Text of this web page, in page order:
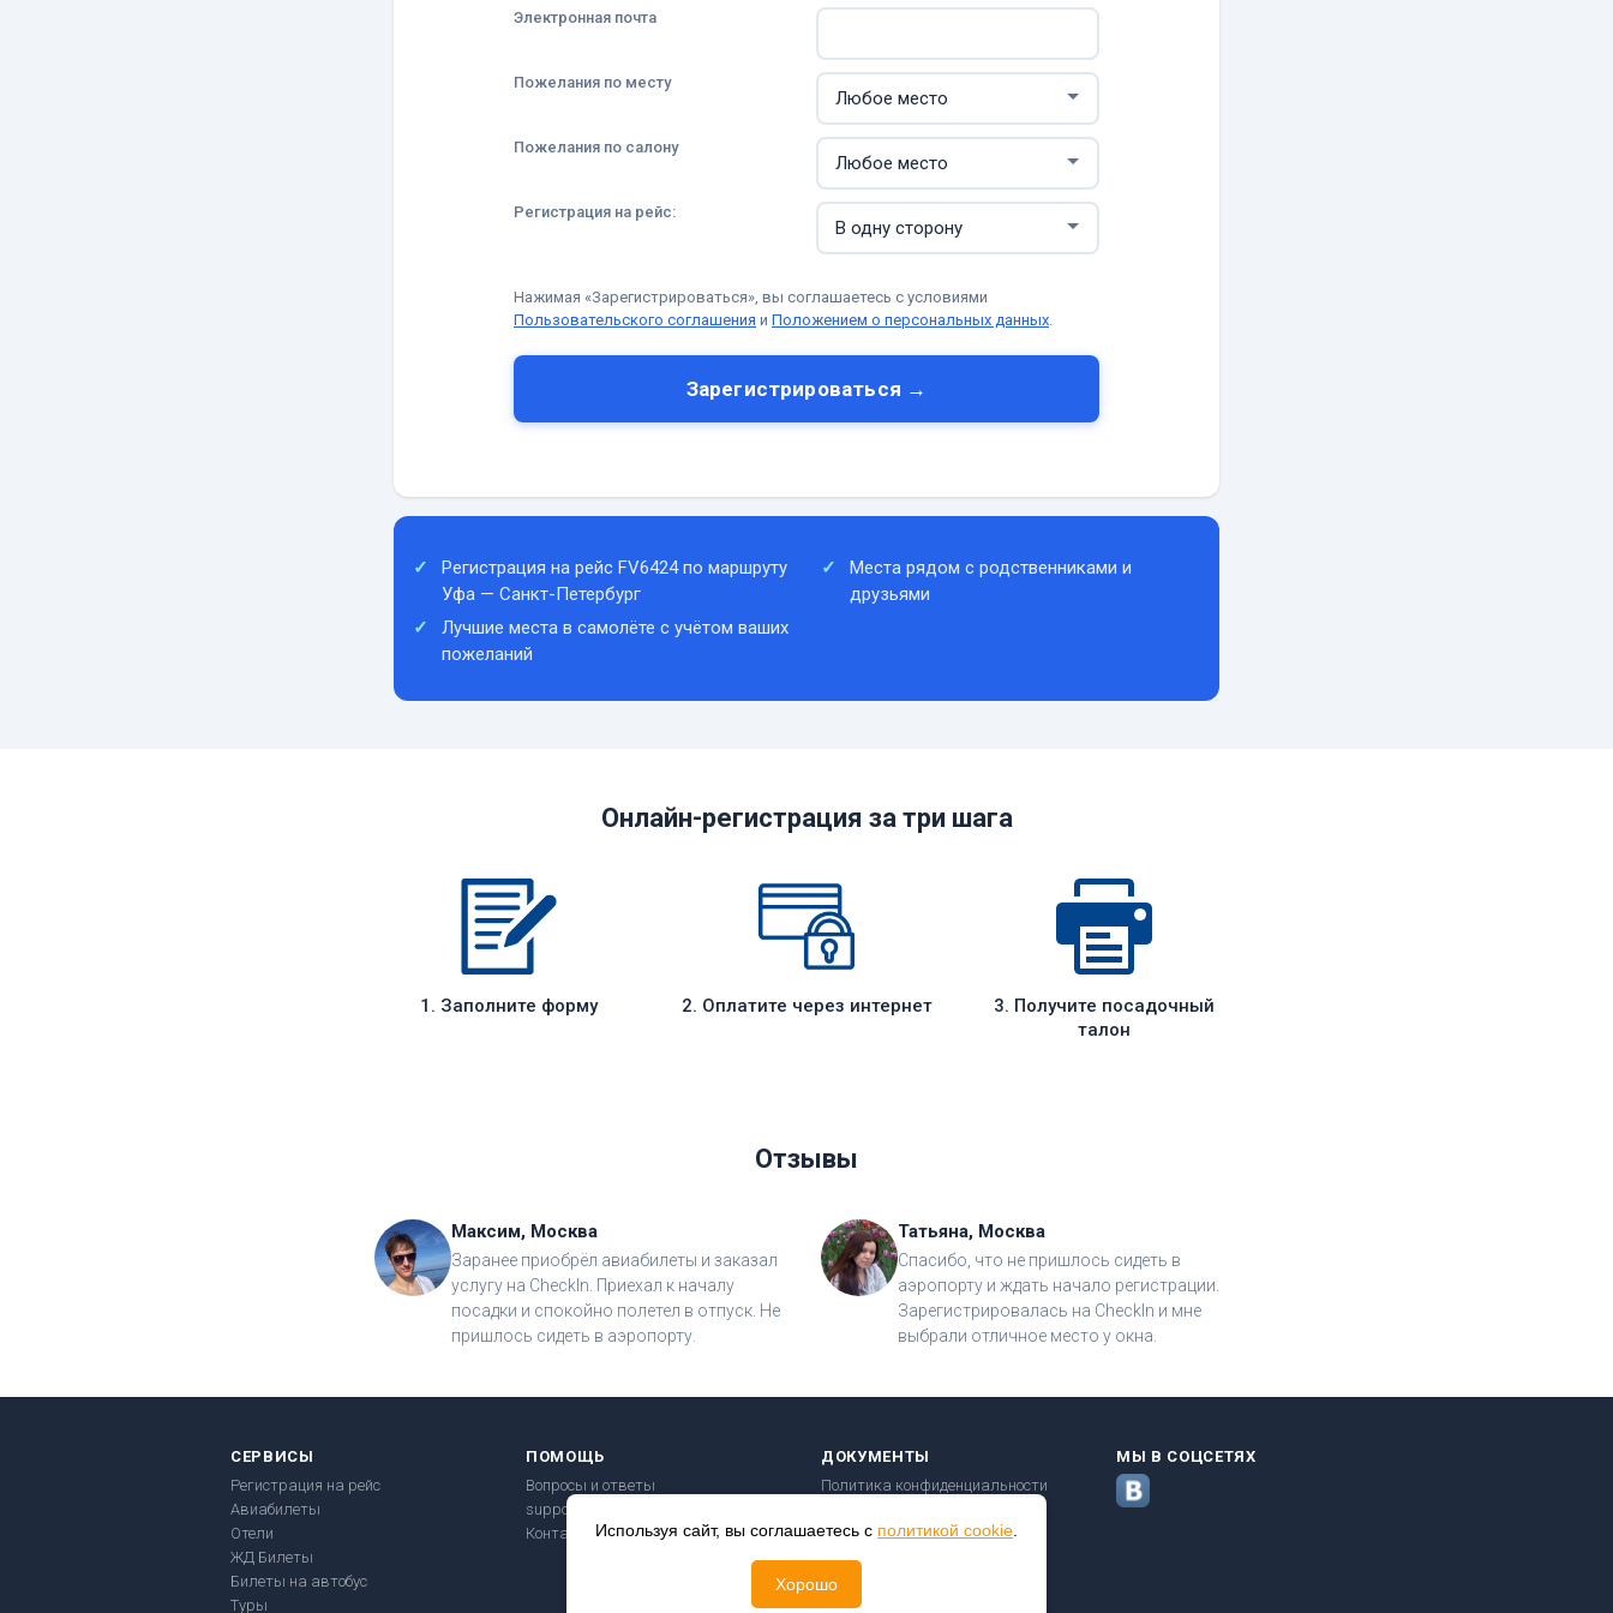
Электронная почта
Пожелания по месту
Пожелания по салону
Регистрация на рейс:
Нажимая «Зарегистрироваться», вы соглашаетесь с условиями
Пользовательского соглашения и Положением о персональных данных.
Зарегистрироваться →
Регистрация на рейс FV6424 по маршруту
Уфа — Санкт-Петербург
Места рядом с родственниками и
друзьями
Лучшие места в самолёте с учётом ваших
пожеланий
Онлайн-регистрация за три шага
1. Заполните форму 2. Оплатите через интернет
3. Получите посадочный
талон
Отзывы
Максим, Москва
Заранее приобрёл авиабилеты и заказал
услугу на CheckIn. Приехал к началу
посадки и спокойно полетел в отпуск. Не
пришлось сидеть в аэропорту.
Татьяна, Москва
Спасибо, что не пришлось сидеть в
аэропорту и ждать начало регистрации.
Зарегистрировалась на CheckIn и мне
выбрали отличное место у окна.
СЕРВИСЫ
Регистрация на рейс
Авиабилеты
Отели
ЖД Билеты
Билеты на автобус
Туры
ПОМОЩЬ
Вопросы и ответы
support@checkin24.ru
Контакты
ДОКУМЕНТЫ
Политика конфиденциальности
Правила перевозки
Безопасность платежей
МЫ В СОЦСЕТЯХ
Используя сайт, вы соглашаетесь с политикой cookie
Хорошо